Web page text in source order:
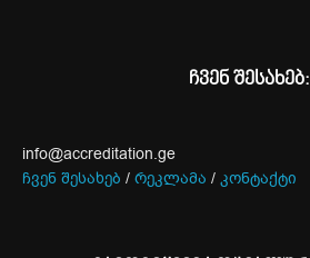
ჩვენ შესახებ:
info@accreditation.ge
ჩვენ შესახებ / რეკლამა / კონტაქტი